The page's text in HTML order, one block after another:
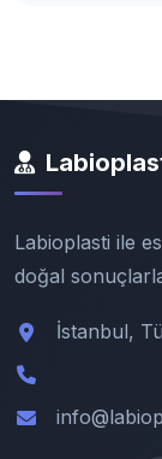
Labioplasti ile
doğal
İstanbul,